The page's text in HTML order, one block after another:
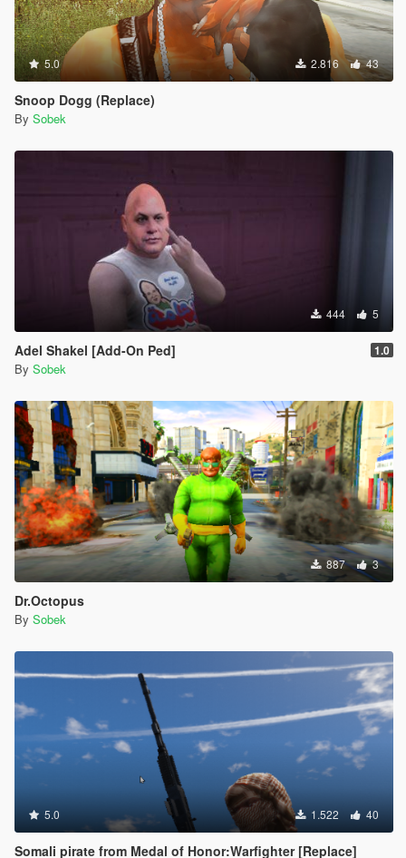
5.0 2.816 43
Snoop Dogg (Replace)
By Sobek
444 5
Adel Shakel [Add-On Ped] 1.0
By Sobek
887 3
Dr.Octopus
By Sobek
5.0 1.522 40
Somali pirate from Medal of Honor:Warfighter [Replace]